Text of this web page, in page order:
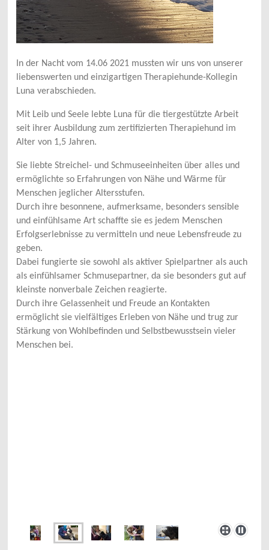
In der Nacht vom 14.06 2021 mussten wir uns von unserer
liebenswerten und einzigartigen Therapiehunde-Kollegin
Luna verabschieden.
Mit Leib und Seele lebte Luna für die tiergestützte Arbeit
seit ihrer Ausbildung zum zertifizierten Therapiehund im
Alter von 1,5 Jahren.
Sie liebte Streichel- und Schmuseeinheiten über alles und
ermöglichte so Erfahrungen von Nähe und Wärme für
Menschen jeglicher Altersstufen.
Durch ihre besonnene, aufmerksame, besonders sensible
und einfühlsame Art schaffte sie es jedem Menschen
Erfolgserlebnisse zu vermitteln und neue Lebensfreude zu
geben.
Dabei fungierte sie sowohl als aktiver Spielpartner als auch
als einfühlsamer Schmusepartner, da sie besonders gut auf
kleinste nonverbale Zeichen reagierte.
Durch ihre Gelassenheit und Freude an Kontakten
ermöglicht sie vielfältiges Erleben von Nähe und trug zur
Stärkung von Wohlbefinden und Selbstbewusstsein vieler
Menschen bei.